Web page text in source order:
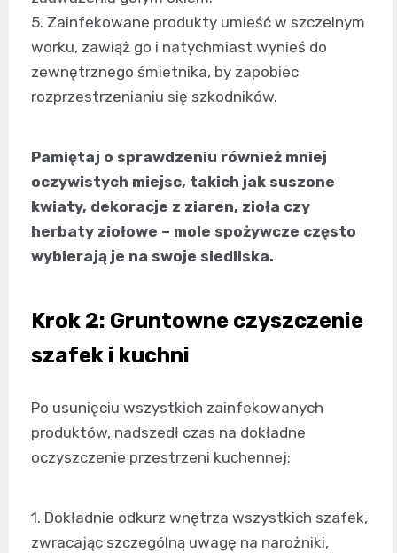
5. Zainfekowane produkty umieść w szczelnym
worku, zawiąż go i natychmiast wynieś do
zewnętrznego śmietnika, by zapobiec
rozprzestrzenianiu się szkodników.
Pamiętaj o sprawdzeniu również mniej
oczywistych miejsc, takich jak suszone
kwiaty, dekoracje z ziaren, zioła czy
herbaty ziołowe – mole spożywcze często
wybierają je na swoje siedliska.
Krok 2: Gruntowne czyszczenie
szafek i kuchni
Po usunięciu wszystkich zainfekowanych
produktów, nadszedł czas na dokładne
oczyszczenie przestrzeni kuchennej:
1. Dokładnie odkurz wnętrza wszystkich szafek,
zwracając szczególną uwagę na narożniki,